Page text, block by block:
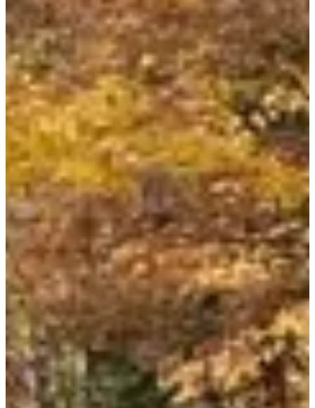
Dates d'inscription
Pas encore communiquées
Plus d'info
Plus d'info
Date à confirmer
Marche 22 km
22
08:00
Marche
Randonnée pédestre